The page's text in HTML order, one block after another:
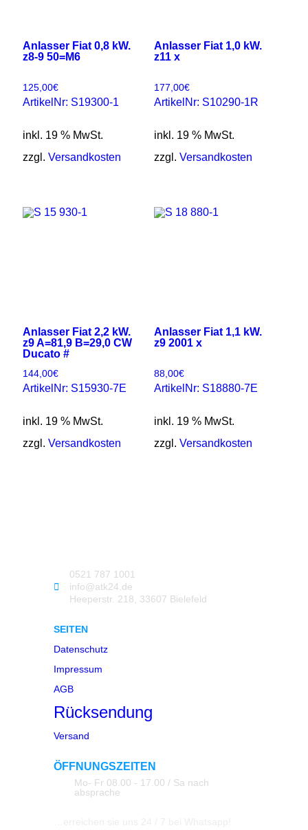
Anlasser Fiat 0,8 kW.
z8-9 50=M6
125,00€
ArtikelNr: S19300-1
inkl. 19 % MwSt.
zzgl. Versandkosten
Anlasser Fiat 1,0 kW.
z11 x
177,00€
ArtikelNr: S10290-1R
inkl. 19 % MwSt.
zzgl. Versandkosten
Anlasser Fiat 2,2 kW.
z9 A=81,9 B=29,0 CW
Ducato #
144,00€
ArtikelNr: S15930-7E
inkl. 19 % MwSt.
zzgl. Versandkosten
Anlasser Fiat 1,1 kW.
z9 2001 x
88,00€
ArtikelNr: S18880-7E
inkl. 19 % MwSt.
zzgl. Versandkosten
0521 787 1001
info@atk24.de
Heeperstr. 218, 33607 Bielefeld
SEITEN
Datenschutz
Impressum
AGB
Rücksendung
Versand
ÖFFNUNGSZEITEN
Mo- Fr 08.00 - 17.00 / Sa nach
absprache